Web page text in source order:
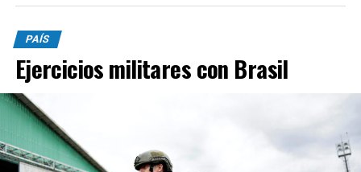
presidida por monseñor Ernesto Giobando y finalizará
con la santa misa principal.
Desde la parroquia invitaron a toda la comunidad a
participar de la celebración y a acercarse con sus
intenciones y pedidos. “Juntos renovemos la esperanza y
pidamos la intercesión de nuestro Patrono para
alcanzar la gracia que más necesitamos”, señalaron.
PAÍS
Ejercicios militares con Brasil